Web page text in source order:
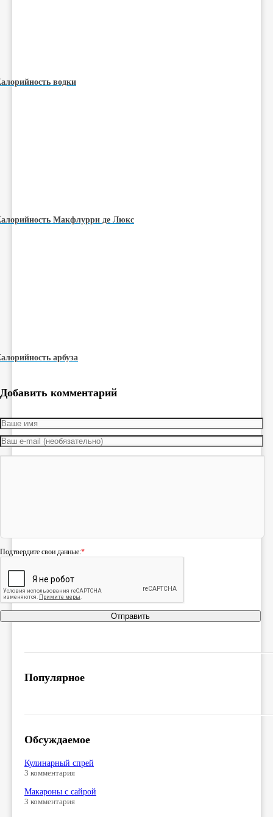
водки
Макфлурри де Люкс
арбуза
Добавить комментарий
Подтвердите свои данные:*
Отправить
Популярное
Обсуждаемое
Кулинарный спрей
3 комментария
Макароны с сайрой
3 комментария